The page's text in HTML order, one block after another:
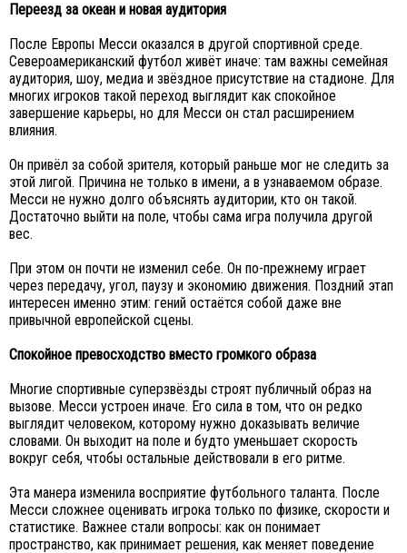
Переезд за океан и новая аудитория
После Европы Месси оказался в другой спортивной среде.
Североамериканский футбол живёт иначе: там важны семейная
аудитория, шоу, медиа и звёздное присутствие на стадионе. Для
многих игроков такой переход выглядит как спокойное
завершение карьеры, но для Месси он стал расширением
влияния.
Он привёл за собой зрителя, который раньше мог не следить за
этой лигой. Причина не только в имени, а в узнаваемом образе.
Месси не нужно долго объяснять аудитории, кто он такой.
Достаточно выйти на поле, чтобы сама игра получила другой
вес.
При этом он почти не изменил себе. Он по-прежнему играет
через передачу, угол, паузу и экономию движения. Поздний этап
интересен именно этим: гений остаётся собой даже вне
привычной европейской сцены.
Спокойное превосходство вместо громкого образа
Многие спортивные суперзвёзды строят публичный образ на
вызове. Месси устроен иначе. Его сила в том, что он редко
выглядит человеком, которому нужно доказывать величие
словами. Он выходит на поле и будто уменьшает скорость
вокруг себя, чтобы остальные действовали в его ритме.
Эта манера изменила восприятие футбольного таланта. После
Месси сложнее оценивать игрока только по физике, скорости и
статистике. Важнее стали вопросы: как он понимает
пространство, как принимает решения, как меняет поведение